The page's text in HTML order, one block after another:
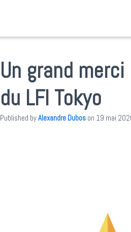
Un grand
du LFI Tokyo
Published byAlexandre Dubos on 19 mai